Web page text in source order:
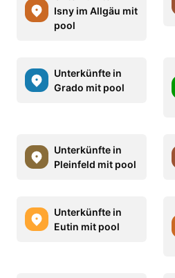
Isny im Allgäu mit
pool
Unterkünfte in
Grado mit pool
Unterkünfte in
Pleinfeld mit pool
Unterkünfte in
Eutin mit pool